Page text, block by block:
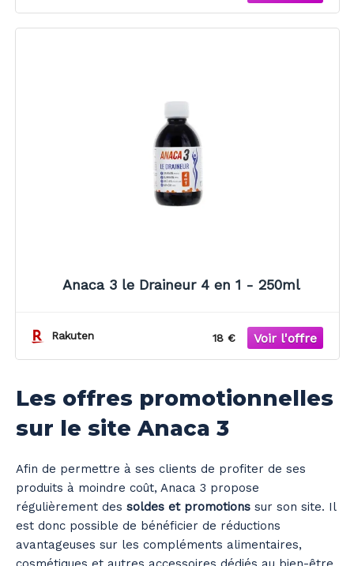
Anaca 3 le Draineur 4 en 1 - 250ml
Rakuten 18 €
Les offres promotionnelles
sur le site Anaca 3
Afin de permettre à ses clients de profiter de ses
produits à moindre coût, Anaca 3 propose
régulièrement des soldes et promotions sur son site. Il
est donc possible de bénéficier de réductions
avantageuses sur les compléments alimentaires,